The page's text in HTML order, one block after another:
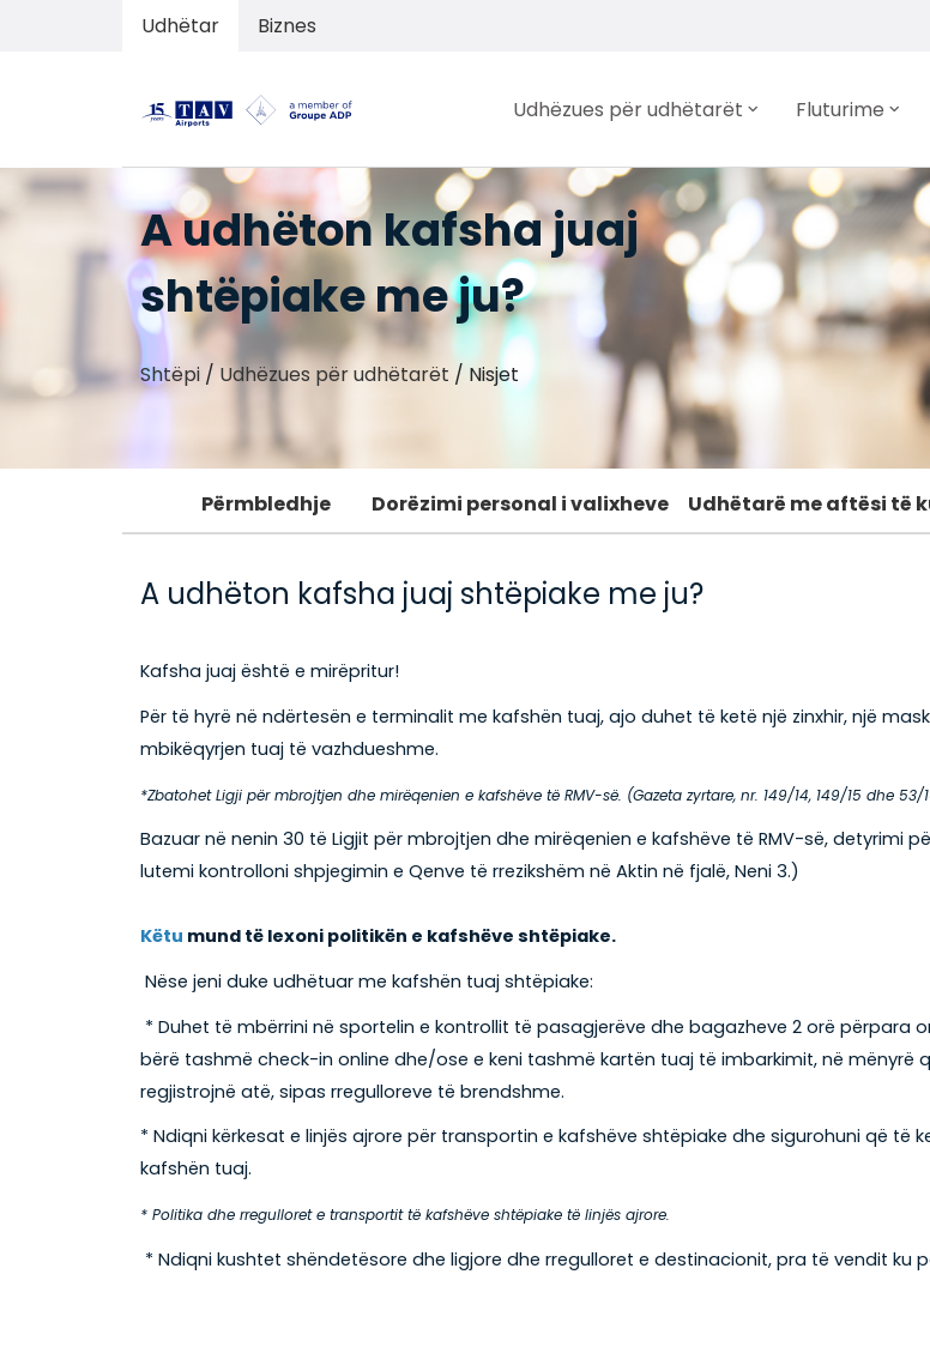
Udhëtar Biznes
Udhëzues për udhëtarët Fluturime
A udhëton kafsha juaj
shtëpiake me ju?
Shtëpi / Udhëzues për udhëtarët / Nisjet
Përmbledhje Dorëzimi personal i valixheve Udhëtarë me aftësi të
A udhëton kafsha juaj shtëpiake me ju?
Kafsha juaj është e mirëpritur!
Për të hyrë në ndërtesën e terminalit me kafshën tuaj, ajo duhet të ketë një zinxhir, një
mbikëqyrjen tuaj të vazhdueshme.
*Zbatohet Ligji për mbrojtjen dhe mirëqenien e kafshëve të RMV-së. (Gazeta zyrtare, nr. 149/14, 149/15 dhe 53/
Bazuar në nenin 30 të Ligjit për mbrojtjen dhe mirëqenien e kafshëve të RMV-së, detyrimi
lutemi kontrolloni shpjegimin e Qenve të rrezikshëm në Aktin në fjalë, Neni 3.)
Këtu mund të lexoni politikën e kafshëve shtëpiake.
Nëse jeni duke udhëtuar me kafshën tuaj shtëpiake:
* Duhet të mbërrini në sportelin e kontrollit të pasagjerëve dhe bagazheve 2 orë përpara
bërë tashmë check-in online dhe/ose e keni tashmë kartën tuaj të imbarkimit, në
regjistrojnë atë, sipas rregulloreve të brendshme.
* Ndiqni kërkesat e linjës ajrore për transportin e kafshëve shtëpiake dhe sigurohuni që
kafshën tuaj.
* Politika dhe rregulloret e transportit të kafshëve shtëpiake të linjës ajrore.
* Ndiqni kushtet shëndetësore dhe ligjore dhe rregulloret e destinacionit, pra të vendit ku